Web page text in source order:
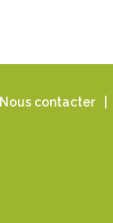
Nous contacter